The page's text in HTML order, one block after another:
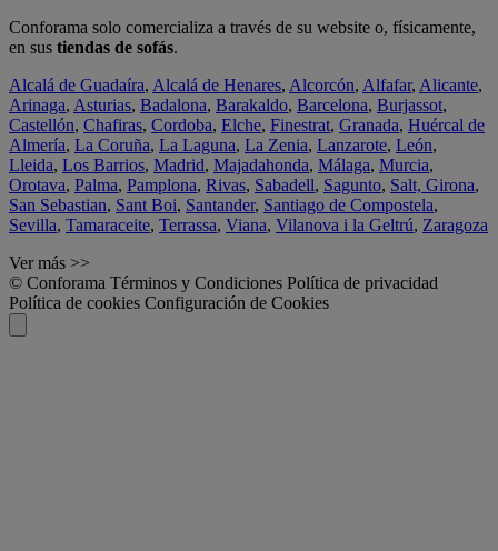
Conforama solo comercializa a través de su website o, físicamente,
en sus tiendas de sofás.
Alcalá de Guadaíra, Alcalá de Henares, Alcorcón, Alfafar, Alicante,
Arinaga, Asturias, Badalona, Barakaldo, Barcelona, Burjassot,
Castellón, Chafiras, Cordoba, Elche, Finestrat, Granada, Huércal de
Almería, La Coruña, La Laguna, La Zenia, Lanzarote, León,
Lleida, Los Barrios, Madrid, Majadahonda, Málaga, Murcia,
Orotava, Palma, Pamplona, Rivas, Sabadell, Sagunto, Salt, Girona,
San Sebastian, Sant Boi, Santander, Santiago de Compostela,
Sevilla, Tamaraceite, Terrassa, Viana, Vilanova i la Geltrú, Zaragoza
Ver más >>
© Conforama Términos y Condiciones Política de privacidad
Política de cookies Configuración de Cookies